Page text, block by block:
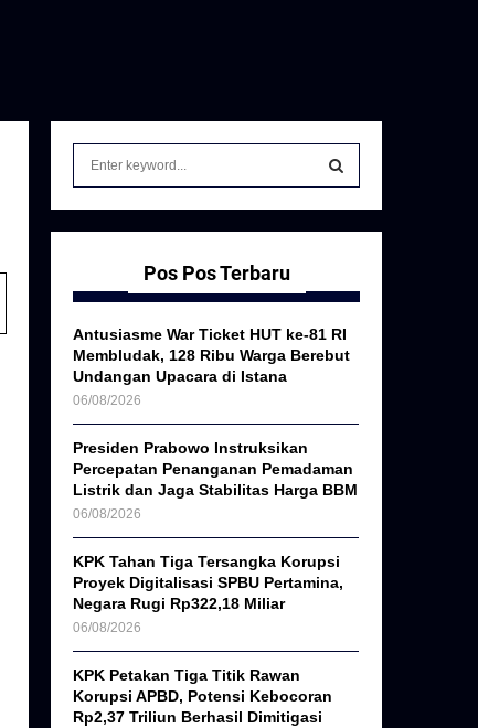
f
r
:
S
A
R
H
Pos Pos Terbaru
Antusiasme War Ticket HUT ke-81 RI
Membludak, 128 Ribu Warga Berebut
Undangan Upacara di Istana
06/08/2026
Presiden Prabowo Instruksikan
Percepatan Penanganan Pemadaman
Listrik dan Jaga Stabilitas Harga BBM
06/08/2026
KPK Tahan Tiga Tersangka Korupsi
Proyek Digitalisasi SPBU Pertamina,
Negara Rugi Rp322,18 Miliar
06/08/2026
KPK Petakan Tiga Titik Rawan
Korupsi APBD, Potensi Kebocoran
Rp2,37 Triliun Berhasil Dimitigasi